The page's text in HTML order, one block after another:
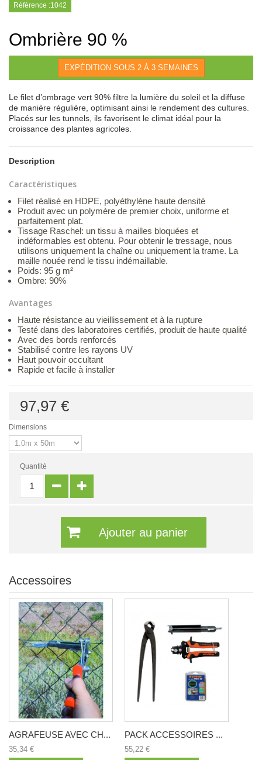
Référence :1042
Ombrière 90 %
EXPÉDITION SOUS 2 À 3 SEMAINES
Le filet d’ombrage vert 90% filtre la lumière du soleil et la diffuse
de manière régulière, optimisant ainsi le rendement des cultures.
Placés sur les tunnels, ils favorisent le climat idéal pour la
croissance des plantes agricoles.
Description
Caractéristiques
Filet réalisé en HDPE, polyéthylène haute densité
Produit avec un polymère de premier choix, uniforme et
parfaitement plat.
Tissage Raschel: un tissu à mailles bloquées et
indéformables est obtenu. Pour obtenir le tressage, nous
utilisons uniquement la chaîne ou uniquement la trame. La
maille nouée rend le tissu indémaillable.
Poids: 95 g m²
Ombre: 90%
Avantages
Haute résistance au vieillissement et à la rupture
Testé dans des laboratoires certifiés, produit de haute qualité
Avec des bords renforcés
Stabilisé contre les rayons UV
Haut pouvoir occultant
Rapide et facile à installer
97,97 €
Dimensions
Quantité
Ajouter au panier
Accessoires
AGRAFEUSE AVEC CH...
35,34 €
PACK ACCESSOIRES ...
55,22 €